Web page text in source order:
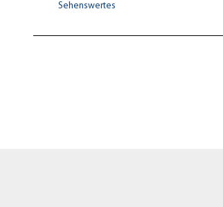
Sehenswertes